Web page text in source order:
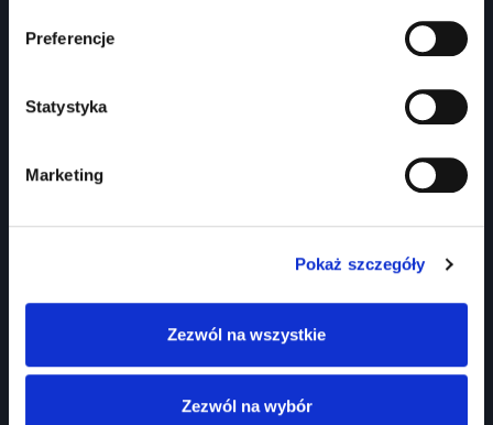
Preferencje
Statystyka
Marketing
Pokaż szczegóły
Zezwól na wszystkie
Zezwól na wybór
Znaki drogowe
Pomoc
Polityka prywatności mediów społecznościowych